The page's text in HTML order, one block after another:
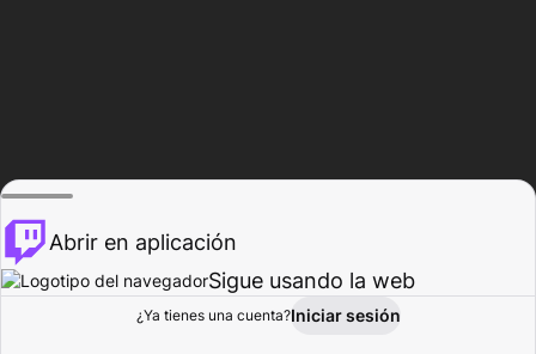
Explorar Actividad
Abrir en aplicación
Sigue usando la web
¿Ya tienes una cuenta?Iniciar sesión